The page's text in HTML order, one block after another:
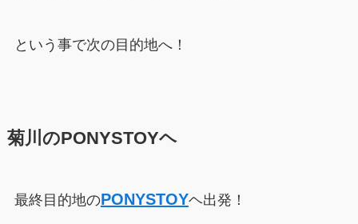
という事で次の目的地へ！
菊川のPONYSTOYヘ
最終目的地のPONYSTOYヘ出発！